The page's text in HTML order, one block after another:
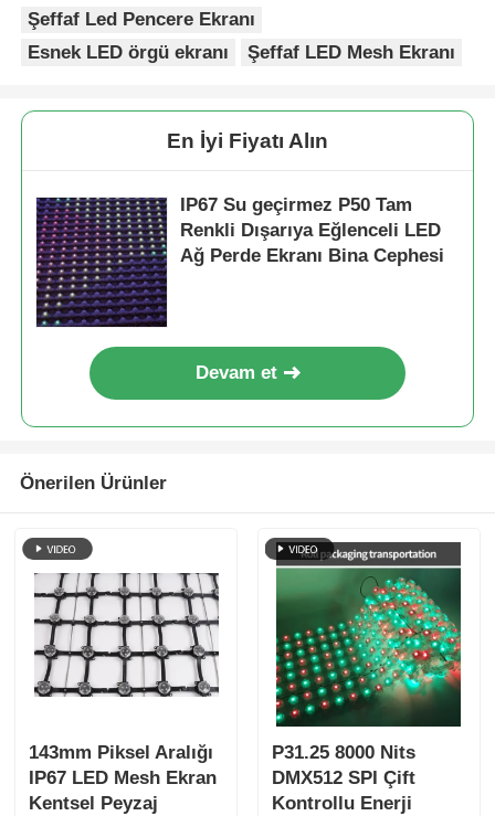
Şeffaf Led Pencere Ekranı
Esnek LED örgü ekranı
Şeffaf LED Mesh Ekranı
En İyi Fiyatı Alın
IP67 Su geçirmez P50 Tam
Renkli Dışarıya Eğlenceli LED
Ağ Perde Ekranı Bina Cephesi
Devam et
Önerilen Ürünler
143mm Piksel Aralığı
IP67 LED Mesh Ekran
Kentsel Peyzaj
P31.25 8000 Nits
DMX512 SPI Çift
Kontrollu Enerji